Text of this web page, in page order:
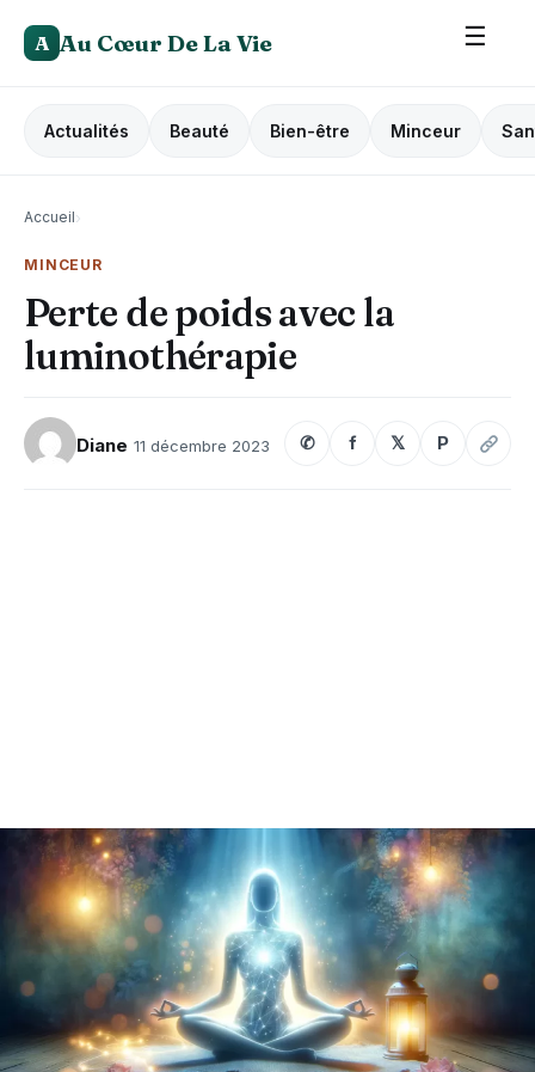
A Au Cœur De La Vie ☰
Actualités Beauté Bien-être Minceur
Accueil›
MINCEUR
Perte de poids avec la
luminothérapie
Diane 11 décembre 2023 ✆ f 𝕏 P